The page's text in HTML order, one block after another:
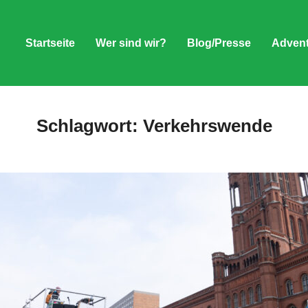
Startseite Wer sind wir? Blog/Presse
Schlagwort: Verkehrswende